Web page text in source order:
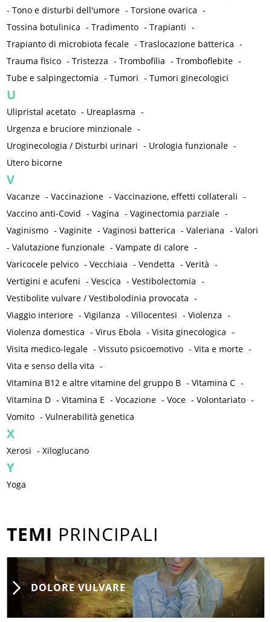
-Tono e disturbi dell'umore -Torsione ovarica -
Tossina botulinica -Tradimento -Trapianti -
Trapianto di microbiota fecale -Traslocazione batterica -
Trauma fisico -Tristezza -Trombofilia -Tromboflebite -
Tube e salpingectomia -Tumori -Tumori ginecologici
U
Ulipristal acetato - Ureaplasma -
Urgenza e bruciore minzionale -
Uroginecologia / Disturbi urinari - Urologia funzionale -
Utero bicorne
V
Vacanze -Vaccinazione -Vaccinazione, effetti collaterali -
Vaccino anti-Covid -Vagina -Vaginectomia parziale -
Vaginismo -Vaginite -Vaginosi batterica -Valeriana -Valori
-Valutazione funzionale -Vampate di calore -
Varicocele pelvico -Vecchiaia -Vendetta -Verità -
Vertigini e acufeni -Vescica -Vestibolectomia -
Vestibolite vulvare / Vestibolodinia provocata -
Viaggio interiore -Vigilanza -Villocentesi -Violenza -
Violenza domestica -Virus Ebola -Visita ginecologica -
Visita medico-legale -Vissuto psicoemotivo -Vita e morte -
Vita e senso della vita -
Vitamina B12 e altre vitamine del gruppo B -Vitamina C -
Vitamina D -Vitamina E -Vocazione -Voce -Volontariato -
Vomito -Vulnerabilità genetica
X
Xerosi -Xiloglucano
Y
Yoga
TEMI PRINCIPALI
DOLORE VULVARE